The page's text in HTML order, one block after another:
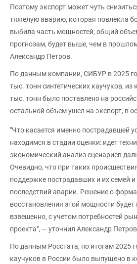
Поэтому экспорт может чуть
тяжелую аварию, которая повлекла
выбила часть мощностей, общий
прогнозам, будет выше, чем в
Александр Петров.
По данным компании, СИБУР в 2025
тыс. тонн синтетических каучуков, из
тыс. тонн было поставлено на
остальной объем ушел на экспорт, в
"Что касается именно пострадавшей
находимся в стадии оценки: идет
экономический анализ сценариев
Очевидно, что при таких
поддержке пострадавших и их семей
последствий аварии. Решение о
восстановления этой мощности
взвешенно, с учетом потребностей
проекта", — уточнил Александр
По данным Росстата, по итогам 2025
каучуков в России было выпущено в